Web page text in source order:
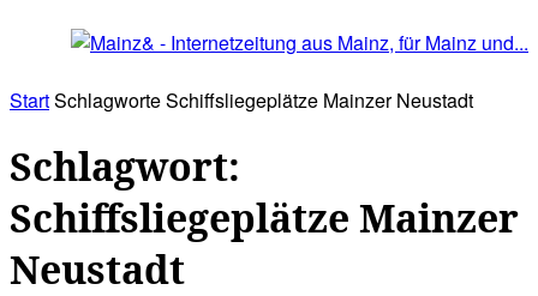
StartSchlagworteSchiffsliegeplätze Mainzer Neustadt
Schlagwort:
Schiffsliegeplätze Mainzer
Neustadt